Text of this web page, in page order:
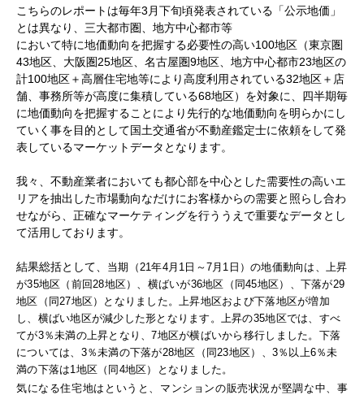
こちらのレポートは毎年3月下旬頃発表されている「公示地価」
とは異なり、三大都市圏、地方中心都市等
において特に地価動向を把握する必要性の高い100地区（東京圏
43地区、大阪圏25地区、名古屋圏9地区、地方中心都市23地区の
計100地区＋高層住宅地等により高度利用されている32地区＋店
舗、事務所等が高度に集積している68地区）を対象に、四半期毎
に地価動向を把握することにより先行的な地価動向を明らかにし
ていく事を目的として国土交通省が不動産鑑定士に依頼をして発
表しているマーケットデータとなります。
我々、不動産業者においても都心部を中心とした需要性の高いエ
リアを抽出した市場動向なだけにお客様からの需要と照らし合わ
せながら、正確なマーケティングを行ううえで重要なデータとし
て活用しております。
結果総括として、 当期（21年4月1日～7月1日）の地価動向は、上昇
が35地区（前回28地区）、横ばいが36地区（同45地区）、下落が29
地区（同27地区）となりました。上昇地区および下落地区が増加
し、横ばい地区が減少した形となります。
上昇の35地区では、すべ
てが3％未満の上昇となり、7地区が横ばいから移行しました。下落
については、3％未満の下落が28地区（同23地区）、3％以上6％未
満の下落は1地区（同4地区）となりました。
気になる住宅地はというと、マンションの販売状況が堅調な中、事